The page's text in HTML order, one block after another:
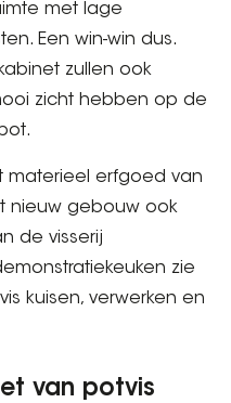
met lage
Een win-win dus.
zullen ook
zicht hebben op de
materieel erfgoed van
nieuw gebouw ook
de visserij
zie
kuisen, verwerken en
van potvis